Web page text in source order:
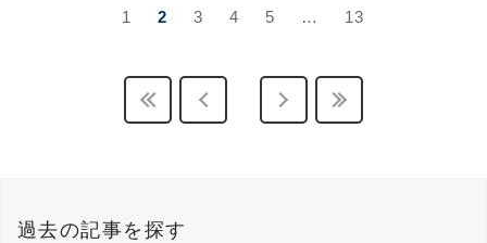
1 2 3 4 5 … 13
過去の記事を探す